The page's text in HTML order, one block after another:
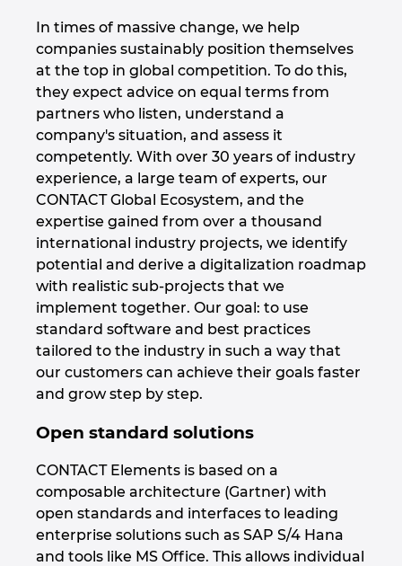
In times of massive change, we help
companies sustainably position themselves
at the top in global competition. To do this,
they expect advice on equal terms from
partners who listen, understand a
company's situation, and assess it
competently. With over 30 years of industry
experience, a large team of experts, our
CONTACT Global Ecosystem, and the
expertise gained from over a thousand
international industry projects, we identify
potential and derive a digitalization roadmap
with realistic sub-projects that we
implement together. Our goal: to use
standard software and best practices
tailored to the industry in such a way that
our customers can achieve their goals faster
and grow step by step.
Open standard solutions
CONTACT Elements is based on a
composable architecture (Gartner) with
open standards and interfaces to leading
enterprise solutions such as SAP S/4 Hana
and tools like MS Office. This allows individual
Slovensko
Slovinsko
Spojené arabské emiráty
Srbsko
Španělsko
Švédsko
Švýcarsko
Thajsko
Ukrajina
USA
Velká Británie